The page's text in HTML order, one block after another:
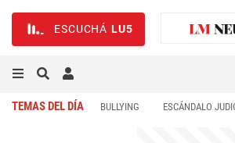
ESCUCHÁ LU5
TEMAS DEL DÍA BULLYING ESCÁNDALO